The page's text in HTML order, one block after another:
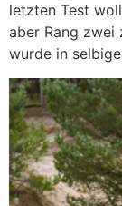
letzten Test
aber Rang zwei
wurde in